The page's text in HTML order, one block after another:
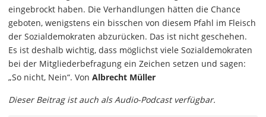
eingebrockt haben. Die Verhandlungen hätten die Chance
geboten, wenigstens ein bisschen von diesem Pfahl im Fleisch
der Sozialdemokraten abzurücken. Das ist nicht geschehen.
Es ist deshalb wichtig, dass möglichst viele Sozialdemokraten
bei der Mitgliederbefragung ein Zeichen setzen und sagen:
„So nicht, Nein“. Von Albrecht Müller
Dieser Beitrag ist auch als Audio-Podcast verfügbar.